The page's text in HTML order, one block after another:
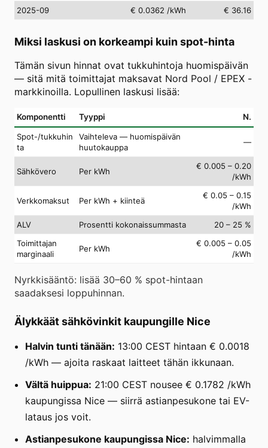
2025-09
€ 0.0362 /kWh € 36.16
Miksi laskusi on korkeampi kuin spot-hinta
Tämän sivun hinnat ovat tukkuhintoja huomispäivän
— sitä mitä toimittajat maksavat Nord Pool / EPEX -
markkinoilla. Lopullinen laskusi lisää:
Komponentti Tyyppi N.
Spot-/tukkuhin
ta
Vaihteleva — huomispäivän
huutokauppa
—
Sähkövero Per kWh
€ 0.005 – 0.20
/kWh
Verkkomaksut Per kWh + kiinteä
€ 0.05 – 0.15
/kWh
ALV
Prosentti kokonaissummasta
20 – 25 %
Toimittajan
marginaali
Per kWh
€ 0.005 – 0.05
/kWh
Nyrkkisääntö: lisää 30–60 % spot-hintaan
saadaksesi loppuhinnan.
Älykkäät sähkövinkit kaupungille Nice
Halvin tunti tänään: 13:00 CEST hintaan € 0.0018
/kWh — ajoita raskaat laitteet tähän ikkunaan.
Vältä huippua: 21:00 CEST nousee € 0.1782 /kWh
kaupungissa Nice — siirrä astianpesukone tai EV-
lataus jos voit.
Astianpesukone kaupungissa Nice: halvimmalla